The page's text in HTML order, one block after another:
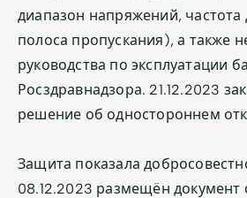
диапазон напряжений, частота
полоса пропускания), а также
руководства по эксплуатации
Росздравнадзора. 21.12.2023
решение об одностороннем
Защита показала
08.12.2023 размещён документ